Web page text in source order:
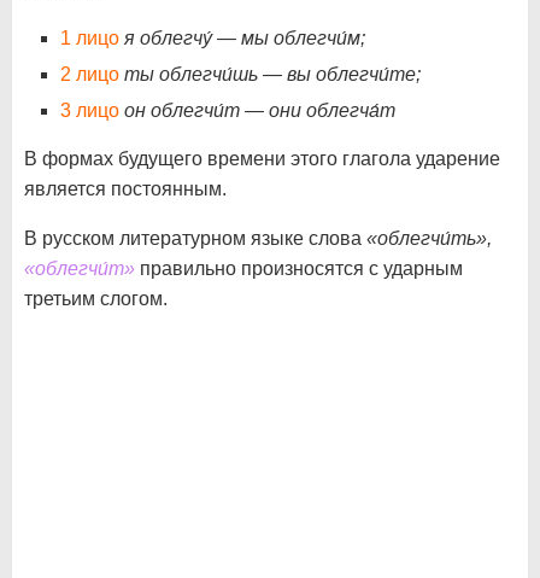
1 лицо я облегчу́ — мы облегчи́м;
2 лицо ты облегчи́шь — вы облегчи́те;
3 лицо он облегчи́т — они облегча́т
В формах будущего времени этого глагола ударение
является постоянным.
В русском литературном языке слова «облегчи́ть»,
«облегчи́т» правильно произносятся с ударным
третьим слогом.